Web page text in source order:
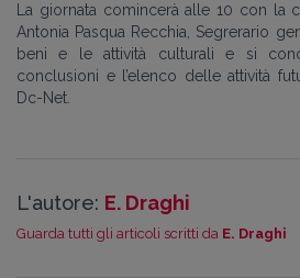
La giornata comincerà alle 10 con la
Antonia Pasqua Recchia, Segrerario
beni e le attività culturali e si
conclusioni e l’elenco delle attività
Dc-Net.
L'autore: E. Draghi
Guarda tutti gli articoli scritti da E. Draghi